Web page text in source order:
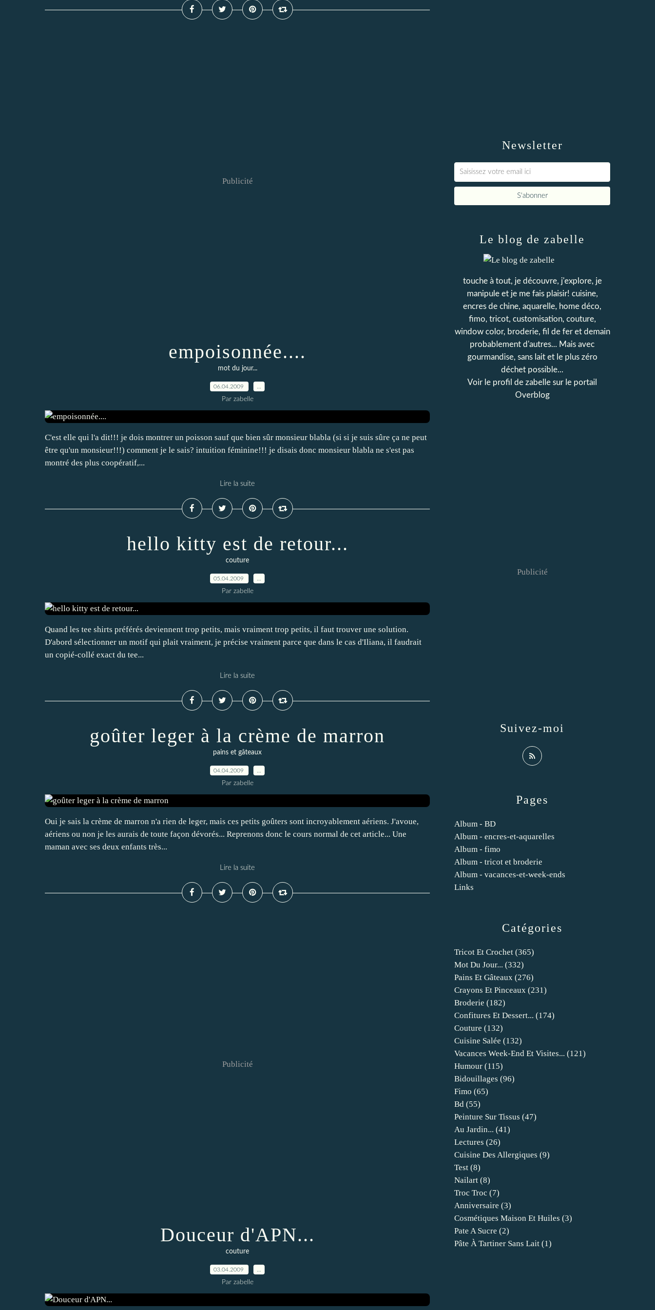
Publicité
empoisonnée....
mot du jour...
06.04.2009
Par zabelle
C'est elle qui l'a dit!!! je dois montrer un poisson sauf que bien sûr monsieur blabla (si si je suis sûre ça ne peut
être qu'un monsieur!!!) comment je le sais? intuition féminine!!! je disais donc monsieur blabla ne s'est pas
montré des plus coopératif,...
Lire la suite
hello kitty est de retour...
couture
05.04.2009
Par zabelle
Quand les tee shirts préférés deviennent trop petits, mais vraiment trop petits, il faut trouver une solution.
D'abord sélectionner un motif qui plait vraiment, je précise vraiment parce que dans le cas d'Iliana, il faudrait
un copié-collé exact du tee...
Lire la suite
goûter leger à la crème de marron
pains et gâteaux
04.04.2009
Par zabelle
Oui je sais la crème de marron n'a rien de leger, mais ces petits goûters sont incroyablement aériens. J'avoue,
aériens ou non je les aurais de toute façon dévorés... Reprenons donc le cours normal de cet article... Une
maman avec ses deux enfants très...
Lire la suite
Publicité
Douceur d'APN...
couture
03.04.2009
Par zabelle
Newsletter
Catégories
Tricot Et Crochet (365)
Mot Du Jour... (332)
Pains Et Gâteaux (276)
Crayons Et Pinceaux (231)
Broderie (182)
Confitures Et Dessert... (174)
Couture (132)
Cuisine Salée (132)
Vacances Week-End Et Visites... (121)
Humour (115)
Bidouillages (96)
Fimo (65)
Bd (55)
Peinture Sur Tissus (47)
Au Jardin... (41)
Lectures (26)
Cuisine Des Allergiques (9)
Test (8)
Nailart (8)
Troc Troc (7)
Anniversaire (3)
Cosmétiques Maison Et Huiles (3)
Pate A Sucre (2)
Pâte À Tartiner Sans Lait (1)
Pages
Album - BD
Album - encres-et-aquarelles
Album - fimo
Album - tricot et broderie
Album - vacances-et-week-ends
Links
Le blog de zabelle
touche à tout, je découvre, j'explore, je
manipule et je me fais plaisir! cuisine,
encres de chine, aquarelle, home déco,
fimo, tricot, customisation, couture,
window color, broderie, fil de fer et demain
probablement d'autres... Mais avec
gourmandise, sans lait et le plus zéro
déchet possible...
Voir le profil de zabelle sur le portail
Overblog
Suivez-moi
Publicité